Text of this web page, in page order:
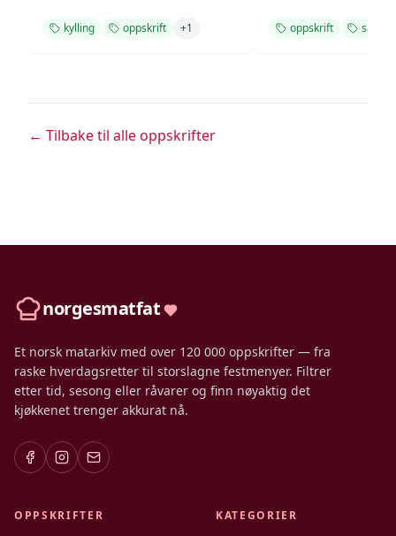
kylling oppskrift +1 oppskrift saftig
← Tilbake til alle oppskrifter
norgesmatfat
Et norsk matarkiv med over 120 000 oppskrifter — fra
raske hverdagsretter til storslagne festmenyer. Filtrer
etter tid, sesong eller råvarer og finn nøyaktig det
kjøkkenet trenger akkurat nå.
OPPSKRIFTER KATEGORIER